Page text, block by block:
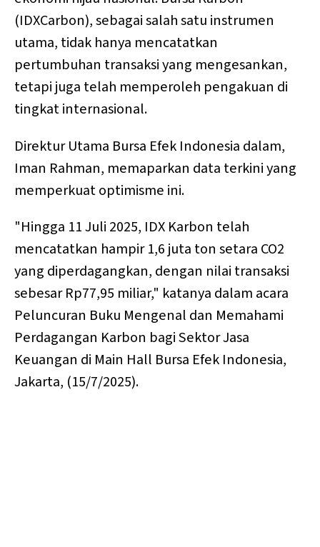
(IDXCarbon), sebagai salah satu instrumen
utama, tidak hanya mencatatkan
pertumbuhan transaksi yang mengesankan,
tetapi juga telah memperoleh pengakuan di
tingkat internasional.
Direktur Utama Bursa Efek Indonesia dalam,
Iman Rahman, memaparkan data terkini yang
memperkuat optimisme ini.
"Hingga 11 Juli 2025, IDX Karbon telah
mencatatkan hampir 1,6 juta ton setara CO2
yang diperdagangkan, dengan nilai transaksi
sebesar Rp77,95 miliar," katanya dalam acara
Peluncuran Buku Mengenal dan Memahami
Perdagangan Karbon bagi Sektor Jasa
Keuangan di Main Hall Bursa Efek Indonesia,
Jakarta, (15/7/2025).